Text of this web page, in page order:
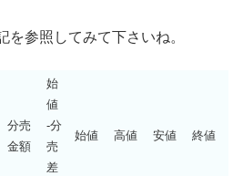
を参照してみて下さいね。
分売
金額
始
値
-分
売
差
始値 高値 安値 終値